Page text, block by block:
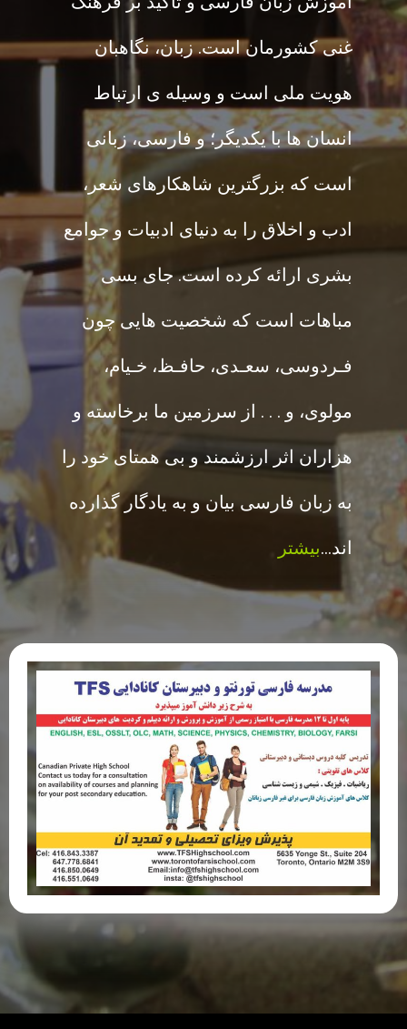
غنی کشورمان است. زبان، نگاهبان
هویت ملی است و وسیله ی ارتباط
انسان ها با یکدیگر؛ و فارسی، زبانی
است که بزرگترین شاهکارهای شعر،
ادب و اخلاق را به دنیای ادبیات و جوامع
بشری ارائه کرده است. جای بسی
مباهات است که شخصیت هایی چون
فـردوسی، سعـدی، حافـظ، خـیام،
مولوی، و . . . از سرزمین ما برخاسته و
هزاران اثر ارزشمند و بی همتای خود را
به زبان فارسی بیان و به یادگار گذارده
اند…بیشتر